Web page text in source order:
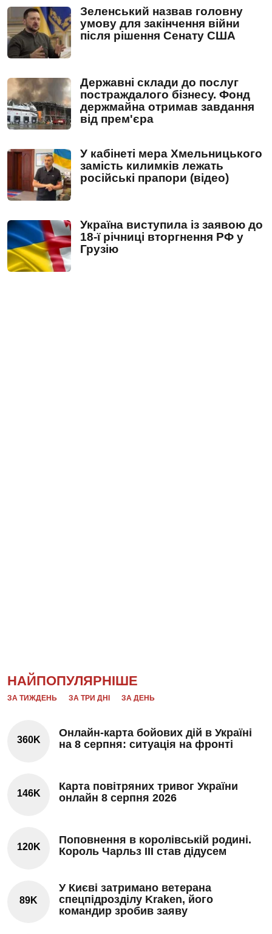
Зеленський назвав головну
умову для закінчення війни
після рішення Сенату США
Державні склади до послуг
постраждалого бізнесу. Фонд
держмайна отримав завдання
від прем'єра
У кабінеті мера Хмельницького
замість килимків лежать
російські прапори (відео)
Україна виступила із заявою до
18-ї річниці вторгнення РФ у
Грузію
НАЙПОПУЛЯРНІШЕ
ЗА ТИЖДЕНЬ ЗА ТРИ ДНІ ЗА ДЕНЬ
360K
Онлайн-карта бойових дій в Україні
на 8 серпня: ситуація на фронті
146K
Карта повітряних тривог України
онлайн 8 серпня 2026
120K
Поповнення в королівській родині.
Король Чарльз III став дідусем
89K
У Києві затримано ветерана
спецпідрозділу Kraken, його
командир зробив заяву